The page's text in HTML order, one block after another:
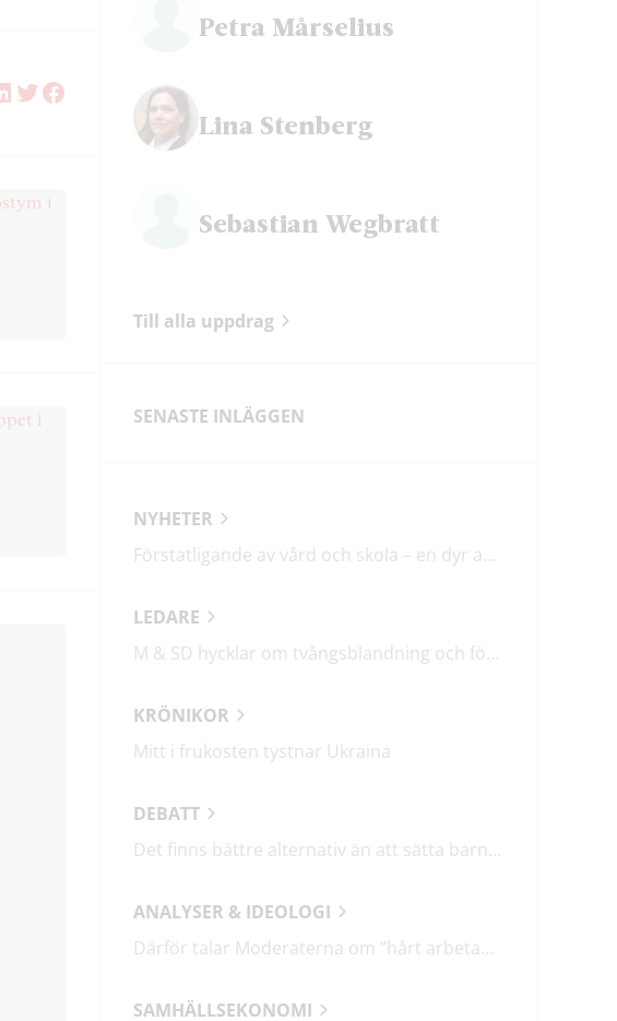
Twitter
Facebook
Petra Mårselius
Lina Stenberg
Sebastian Wegbratt
Till alla uppdrag
SENASTE INLÄGGEN
NYHETER
Förstatligande av vård och skola – en dyr affär med osäkert utfall
LEDARE
M & SD hycklar om tvångsblandning och förvärrar segregationen
KRÖNIKOR
Mitt i frukosten tystnar Ukraina
DEBATT
Det finns bättre alternativ än att sätta barn i fängelse
ANALYSER & IDEOLOGI
Därför talar Moderaterna om ”hårt arbetande människor”
SAMHÄLLSEKONOMI